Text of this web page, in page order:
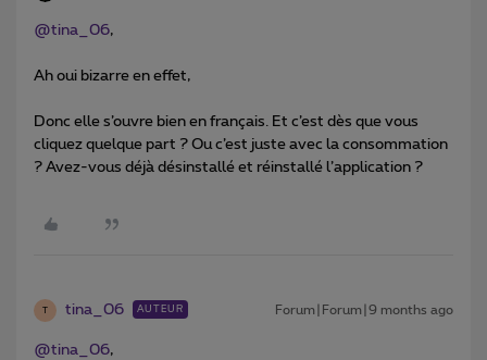
@tina_06,
Ah oui bizarre en effet,
Donc elle s’ouvre bien en français. Et c’est dès que vous
cliquez quelque part ? Ou c’est juste avec la consommation
? Avez-vous déjà désinstallé et réinstallé l’application ?
T tina_06 AUTEUR Forum|Forum|9 months ago
@tina_06,